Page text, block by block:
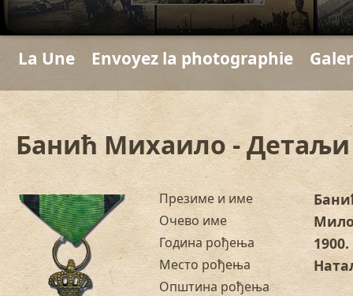
La Une Envoyez la photographie
Банић Михаило - Детаљи
Презиме и име
Очево име
Година рођења 1900.
Место рођења
Општина рођења